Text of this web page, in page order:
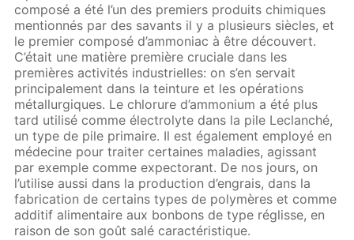
composé a été l’un des premiers produits chimiques
mentionnés par des savants il y a plusieurs siècles, et
le premier composé d’ammoniac à être découvert.
C’était une matière première cruciale dans les
premières activités industrielles: on s’en servait
principalement dans la teinture et les opérations
métallurgiques. Le chlorure d’ammonium a été plus
tard utilisé comme électrolyte dans la pile Leclanché,
un type de pile primaire. Il est également employé en
médecine pour traiter certaines maladies, agissant
par exemple comme expectorant. De nos jours, on
l’utilise aussi dans la production d’engrais, dans la
fabrication de certains types de polymères et comme
additif alimentaire aux bonbons de type réglisse, en
raison de son goût salé caractéristique.